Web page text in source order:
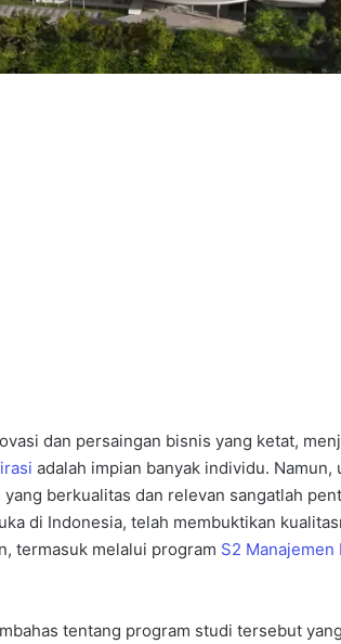
dan persaingan bisnis yang ketat,
adalah impian banyak individu. Namun,
berkualitas dan relevan sangatlah
di Indonesia, telah membuktikan
termasuk melalui program S2 Manajemen
tentang program studi tersebut